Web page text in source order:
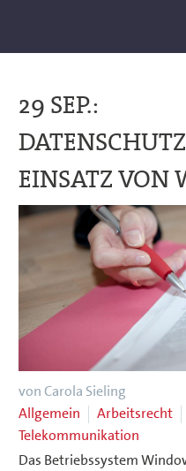
29 SEP.:
EINSATZ VON
von Carola Sieling
Allgemein
Arbeitsrecht
Telekommunikation
Das Betriebssystem